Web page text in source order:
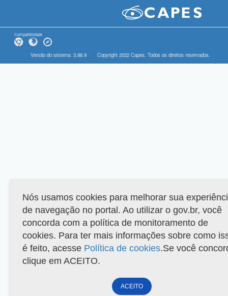
Compatibilidade
Versão do sistema: 3.88.9 Copyright 2022 Capes. Todos os direitos reservados.
Nós usamos cookies para melhorar sua
de navegação no portal. Ao utilizar o gov.br, você
concorda com a política de monitoramento de
cookies. Para ter mais informações sobre como
é feito, acesse Política de cookies.Se você
clique em ACEITO.
ACEITO